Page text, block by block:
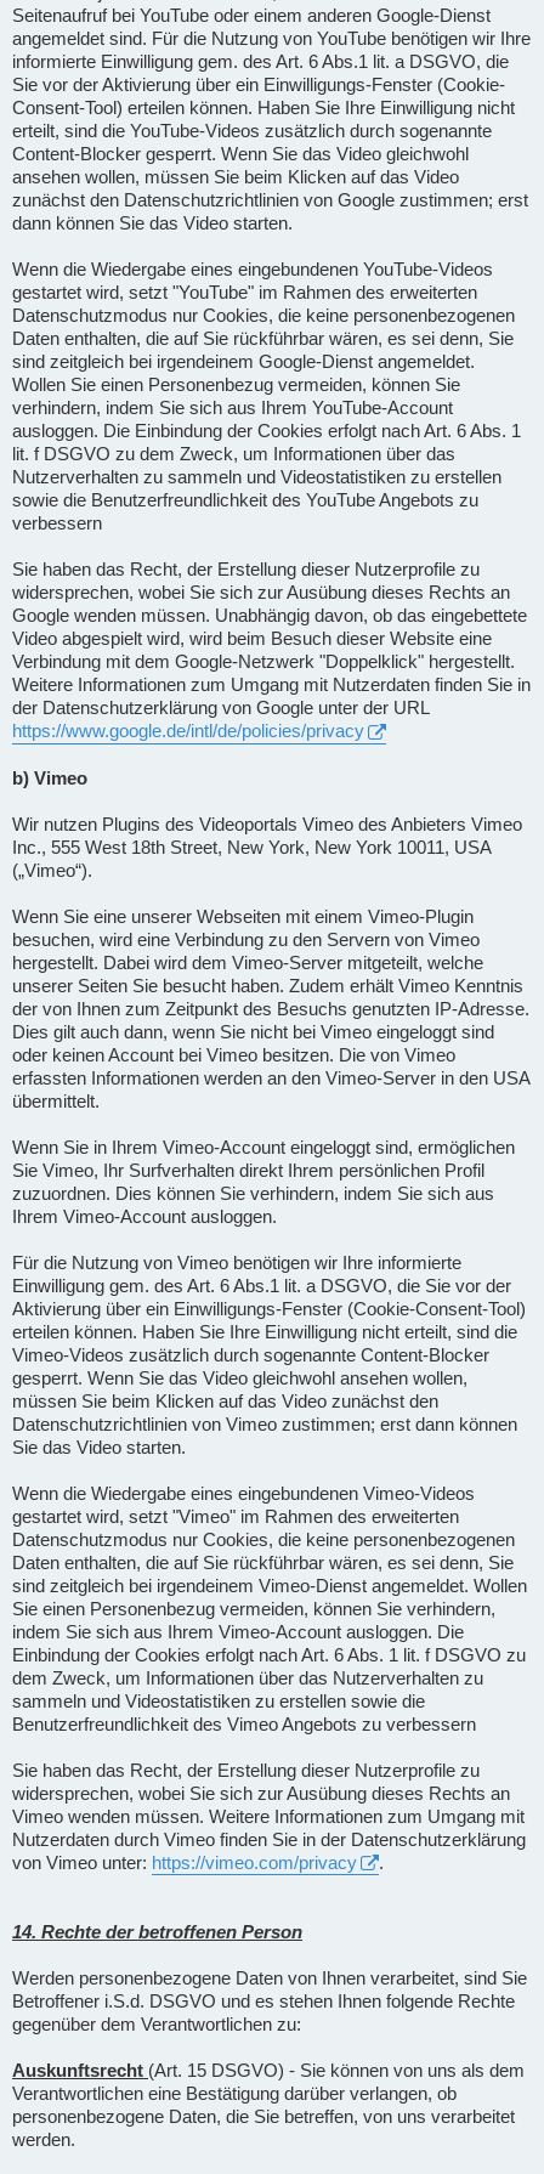
Seitenaufruf bei YouTube oder einem anderen Google-Dienst
angemeldet sind. Für die Nutzung von YouTube benötigen wir Ihre
informierte Einwilligung gem. des Art. 6 Abs.1 lit. a DSGVO, die
Sie vor der Aktivierung über ein Einwilligungs-Fenster (Cookie-
Consent-Tool) erteilen können. Haben Sie Ihre Einwilligung nicht
erteilt, sind die YouTube-Videos zusätzlich durch sogenannte
Content-Blocker gesperrt. Wenn Sie das Video gleichwohl
ansehen wollen, müssen Sie beim Klicken auf das Video
zunächst den Datenschutzrichtlinien von Google zustimmen; erst
dann können Sie das Video starten.
Wenn die Wiedergabe eines eingebundenen YouTube-Videos
gestartet wird, setzt "YouTube" im Rahmen des erweiterten
Datenschutzmodus nur Cookies, die keine personenbezogenen
Daten enthalten, die auf Sie rückführbar wären, es sei denn, Sie
sind zeitgleich bei irgendeinem Google-Dienst angemeldet.
Wollen Sie einen Personenbezug vermeiden, können Sie
verhindern, indem Sie sich aus Ihrem YouTube-Account
ausloggen. Die Einbindung der Cookies erfolgt nach Art. 6 Abs. 1
lit. f DSGVO zu dem Zweck, um Informationen über das
Nutzerverhalten zu sammeln und Videostatistiken zu erstellen
sowie die Benutzerfreundlichkeit des YouTube Angebots zu
verbessern
Sie haben das Recht, der Erstellung dieser Nutzerprofile zu
widersprechen, wobei Sie sich zur Ausübung dieses Rechts an
Google wenden müssen. Unabhängig davon, ob das eingebettete
Video abgespielt wird, wird beim Besuch dieser Website eine
Verbindung mit dem Google-Netzwerk "Doppelklick" hergestellt.
Weitere Informationen zum Umgang mit Nutzerdaten finden Sie in
der Datenschutzerklärung von Google unter der URL
https://www.google.de/intl/de/policies/privacy
b) Vimeo
Wir nutzen Plugins des Videoportals Vimeo des Anbieters Vimeo
Inc., 555 West 18th Street, New York, New York 10011, USA
(„Vimeo“).
Wenn Sie eine unserer Webseiten mit einem Vimeo-Plugin
besuchen, wird eine Verbindung zu den Servern von Vimeo
hergestellt. Dabei wird dem Vimeo-Server mitgeteilt, welche
unserer Seiten Sie besucht haben. Zudem erhält Vimeo Kenntnis
der von Ihnen zum Zeitpunkt des Besuchs genutzten IP-Adresse.
Dies gilt auch dann, wenn Sie nicht bei Vimeo eingeloggt sind
oder keinen Account bei Vimeo besitzen. Die von Vimeo
erfassten Informationen werden an den Vimeo-Server in den USA
übermittelt.
Wenn Sie in Ihrem Vimeo-Account eingeloggt sind, ermöglichen
Sie Vimeo, Ihr Surfverhalten direkt Ihrem persönlichen Profil
zuzuordnen. Dies können Sie verhindern, indem Sie sich aus
Ihrem Vimeo-Account ausloggen.
Für die Nutzung von Vimeo benötigen wir Ihre informierte
Einwilligung gem. des Art. 6 Abs.1 lit. a DSGVO, die Sie vor der
Aktivierung über ein Einwilligungs-Fenster (Cookie-Consent-Tool)
erteilen können. Haben Sie Ihre Einwilligung nicht erteilt, sind die
Vimeo-Videos zusätzlich durch sogenannte Content-Blocker
gesperrt. Wenn Sie das Video gleichwohl ansehen wollen,
müssen Sie beim Klicken auf das Video zunächst den
Datenschutzrichtlinien von Vimeo zustimmen; erst dann können
Sie das Video starten.
Wenn die Wiedergabe eines eingebundenen Vimeo-Videos
gestartet wird, setzt "Vimeo" im Rahmen des erweiterten
Datenschutzmodus nur Cookies, die keine personenbezogenen
Daten enthalten, die auf Sie rückführbar wären, es sei denn, Sie
sind zeitgleich bei irgendeinem Vimeo-Dienst angemeldet. Wollen
Sie einen Personenbezug vermeiden, können Sie verhindern,
indem Sie sich aus Ihrem Vimeo-Account ausloggen. Die
Einbindung der Cookies erfolgt nach Art. 6 Abs. 1 lit. f DSGVO zu
dem Zweck, um Informationen über das Nutzerverhalten zu
sammeln und Videostatistiken zu erstellen sowie die
Benutzerfreundlichkeit des Vimeo Angebots zu verbessern
Sie haben das Recht, der Erstellung dieser Nutzerprofile zu
widersprechen, wobei Sie sich zur Ausübung dieses Rechts an
Vimeo wenden müssen. Weitere Informationen zum Umgang mit
Nutzerdaten durch Vimeo finden Sie in der Datenschutzerklärung
von Vimeo unter: https://vimeo.com/privacy .
14. Rechte der betroffenen Person
Werden personenbezogene Daten von Ihnen verarbeitet, sind Sie
Betroffener i.S.d. DSGVO und es stehen Ihnen folgende Rechte
gegenüber dem Verantwortlichen zu:
Auskunftsrecht (Art. 15 DSGVO) - Sie können von uns als dem
Verantwortlichen eine Bestätigung darüber verlangen, ob
personenbezogene Daten, die Sie betreffen, von uns verarbeitet
werden.